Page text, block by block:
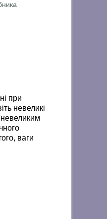
при
невеликі
невеликим
ваги